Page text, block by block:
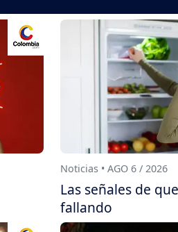
Noticias • AGO 6 / 2026
Las señales de
fallando